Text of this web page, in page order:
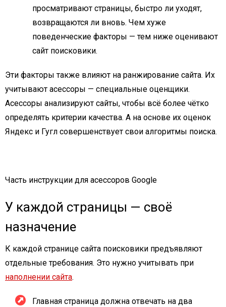
просматривают страницы, быстро ли уходят,
возвращаются ли вновь. Чем хуже
поведенческие факторы — тем ниже оценивают
сайт поисковики.
Эти факторы также влияют на ранжирование сайта. Их
учитывают асессоры — специальные оценщики.
Асессоры анализируют сайты, чтобы всё более чётко
определять критерии качества. А на основе их оценок
Яндекс и Гугл совершенствует свои алгоритмы поиска.
Часть инструкции для асессоров Google
У каждой страницы — своё
назначение
К каждой странице сайта поисковики предъявляют
отдельные требования. Это нужно учитывать при
наполнении сайта.
Главная страница должна отвечать на два